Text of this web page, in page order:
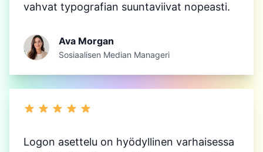
vahvat typografian suuntaviivat nopeasti.
Ava Morgan
Sosiaalisen Median Manageri
Logon asettelu on hyödyllinen varhaisessa